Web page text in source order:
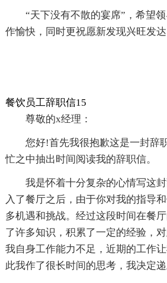
“天下没有不散的宴席”，希望
作愉快，同时更祝愿新发现兴旺发
餐饮员工辞职信15
尊敬的x经理：
您好!首先我很抱歉这是一封辞
忙之中抽出时间阅读我的辞职信。
我是怀着十分复杂的心情写这
入了餐厅之后，由于你对我的指导
多机遇和挑战。经过这段时间在餐
了许多知识，积累了一定的经验，
我自身工作能力不足，近期的工作
此我作了很长时间的思考，我决定递